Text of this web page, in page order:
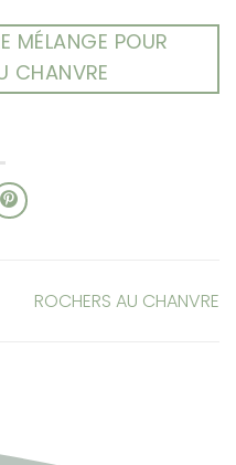
MÉLANGE POUR
CHANVRE
ROCHERS AU CHANVRE